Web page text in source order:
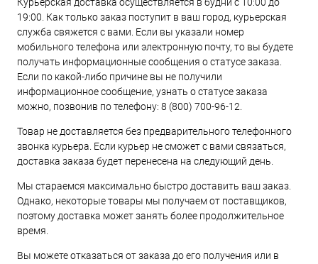
Курьерская доставка осуществляется в будни с 10:00 до
19:00. Как только заказ поступит в ваш город, курьерская
служба свяжется с вами. Если вы указали номер
мобильного телефона или электронную почту, то вы будете
получать информационные сообщения о статусе заказа.
Если по какой-либо причине вы не получили
информационное сообщение, узнать о статусе заказа
можно, позвонив по телефону: 8 (800) 700-96-12.
Товар не доставляется без предварительного телефонного
звонка курьера. Если курьер не сможет с вами связаться,
доставка заказа будет перенесена на следующий день.
Мы стараемся максимально быстро доставить ваш заказ.
Однако, некоторые товары мы получаем от поставщиков,
поэтому доставка может занять более продолжительное
время.
Вы можете отказаться от заказа до его получения или в